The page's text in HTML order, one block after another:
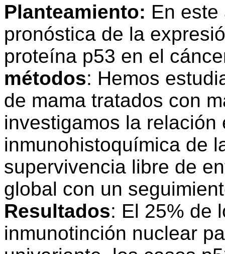
Planteamiento: En
pronóstica de la
proteína p53 en el
métodos: Hemos
de mama tratados con
investigamos la relación
inmunohistoquímica de
supervivencia libre de
global con un
Resultados: El 25% de
inmunotinción nuclear